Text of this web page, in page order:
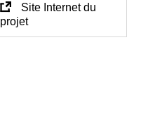
Site Internet du
projet